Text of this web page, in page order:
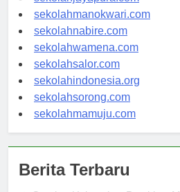
sekolahjayapura.com
sekolahmanokwari.com
sekolahnabire.com
sekolahwamena.com
sekolahsalor.com
sekolahindonesia.org
sekolahsorong.com
Berita Terbaru